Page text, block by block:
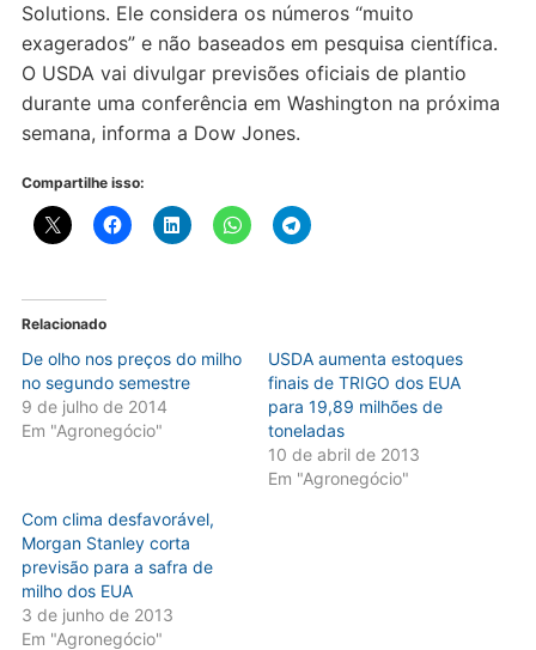
Solutions. Ele considera os números “muito
exagerados” e não baseados em pesquisa científica.
O USDA vai divulgar previsões oficiais de plantio
durante uma conferência em Washington na próxima
semana, informa a Dow Jones.
Compartilhe isso:
Relacionado
De olho nos preços do milho
no segundo semestre
9 de julho de 2014
Em "Agronegócio"
USDA aumenta estoques
finais de TRIGO dos EUA
para 19,89 milhões de
toneladas
10 de abril de 2013
Em "Agronegócio"
Com clima desfavorável,
Morgan Stanley corta
previsão para a safra de
milho dos EUA
3 de junho de 2013
Em "Agronegócio"